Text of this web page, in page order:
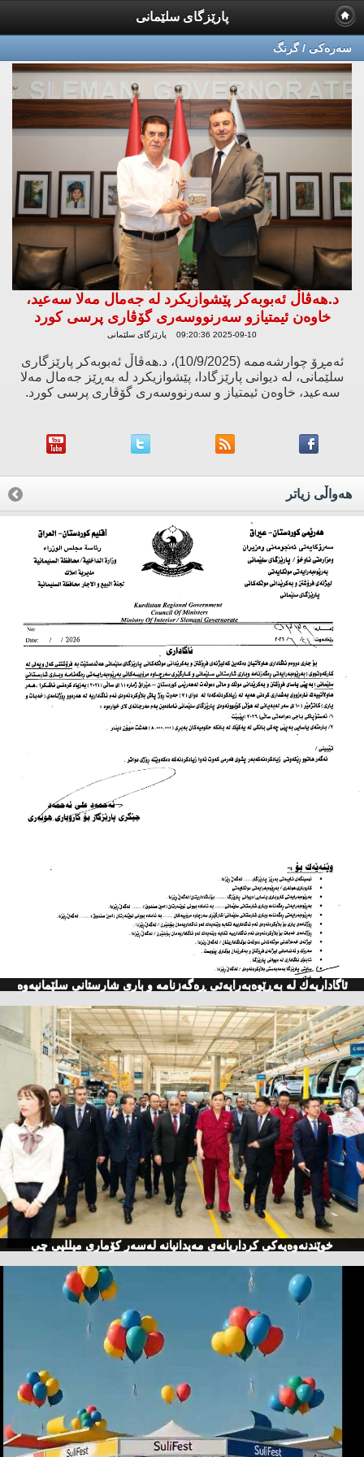
پارێزگای سلێمانی
سه‌ره‌كی / گرنگ
د.هەڤاڵ ئەبوبەکر پێشوازیکرد لە جەمال مەلا سەعید،
خاوەن ئیمتیازو سەرنووسەری گۆڤاری پرسی کورد
2025-09-10 09:20:36 پارێزگای سلێمانی
ئەمڕۆ چوارشەممە (10/9/2025)، د.هەڤاڵ ئەبوبەکر پارێزگاری
سلێمانی، لە دیوانی پارێزگادا، پێشوازیکرد لە بەڕێز جەمال مەلا
سەعید، خاوەن ئیمتیاز و سەرنووسەری گۆڤاری پرسی کورد.
هه‌واڵی زیاتر
ئاگاداریه‌ك له‌ به‌ڕێوه‌به‌رایه‌تی ڕه‌گه‌زنامه‌ و باری شارستانی سلێمانیه‌وه‌
خوێندنەوەیەكی كرداریانەی مەیدانیانە لەسەر كۆماری میللیی چی